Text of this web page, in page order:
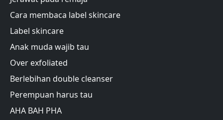
Cara membaca label skincare
Label skincare
Anak muda wajib tau
Over exfoliated
Berlebihan double cleanser
Perempuan harus tau
AHA BAH PHA